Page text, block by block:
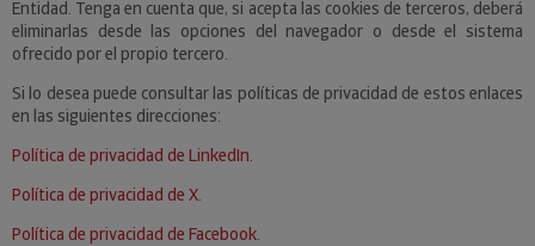
Entidad. Tenga en cuenta que, si acepta las cookies de terceros, deberá
eliminarlas desde las opciones del navegador o desde el sistema
ofrecido por el propio tercero.
Si lo desea puede consultar las políticas de privacidad de estos enlaces
en las siguientes direcciones:
Política de privacidad de LinkedIn.
Política de privacidad de X.
Política de privacidad de Facebook.